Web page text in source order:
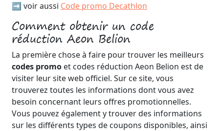
➡️ voir aussi Code promo Decathlon
Comment obtenir un code
réduction Aeon Belion
La première chose à faire pour trouver les meilleurs
codes promo et codes réduction Aeon Belion est de
visiter leur site web officiel. Sur ce site, vous
trouverez toutes les informations dont vous avez
besoin concernant leurs offres promotionnelles.
Vous pouvez également y trouver des informations
sur les différents types de coupons disponibles, ainsi